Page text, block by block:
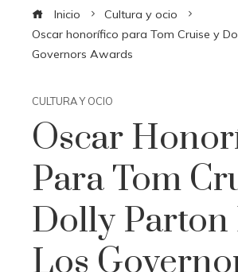
Inicio
Cultura y ocio
Oscar honorífico para Tom Cruise y
Governors Awards
CULTURA Y OCIO
Oscar
Para Tom
Dolly Parton
Los